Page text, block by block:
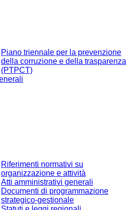
Piano triennale per la prevenzione
della corruzione e della trasparenza
(PTPCT)
Riferimenti normativi su
organizzazione e attività
Atti amministrativi generali
Documenti di programmazione
strategico-gestionale